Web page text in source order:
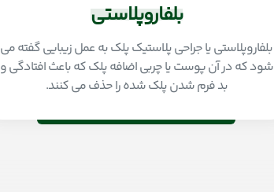
بلفاروپلاستی
بلفاروپلاستی یا جراحی پلاستیک پلک به عمل زیبایی گفته می
شود که در آن پوست یا چربی اضافه پلک که باعث افتادگی و
بد فرم شدن پلک شده را حذف می کنند.